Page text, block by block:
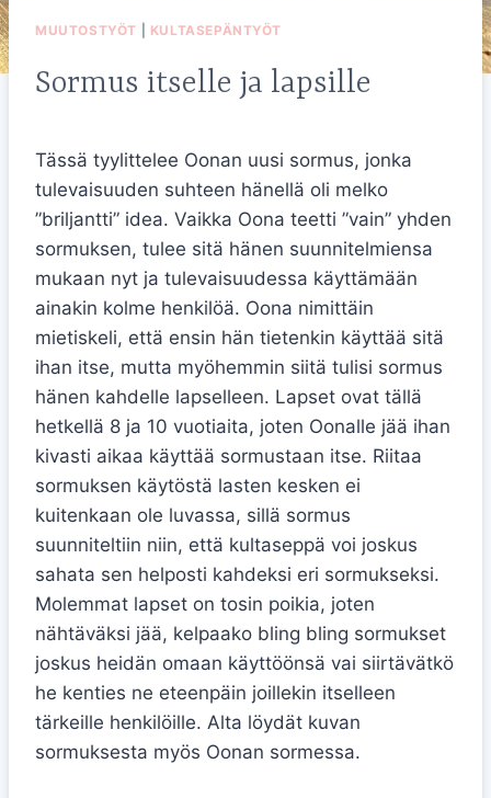
MUUTOSTYÖT KULTASEPÄNTYÖT
Sormus itselle ja lapsille
Tässä tyylittelee Oonan uusi sormus, jonka
tulevaisuuden suhteen hänellä oli melko
”briljantti” idea. Vaikka Oona teetti ”vain” yhden
sormuksen, tulee sitä hänen suunnitelmiensa
mukaan nyt ja tulevaisuudessa käyttämään
ainakin kolme henkilöä. Oona nimittäin
mietiskeli, että ensin hän tietenkin käyttää sitä
ihan itse, mutta myöhemmin siitä tulisi sormus
hänen kahdelle lapselleen. Lapset ovat tällä
hetkellä 8 ja 10 vuotiaita, joten Oonalle jää ihan
kivasti aikaa käyttää sormustaan itse. Riitaa
sormuksen käytöstä lasten kesken ei
kuitenkaan ole luvassa, sillä sormus
suunniteltiin niin, että kultaseppä voi joskus
sahata sen helposti kahdeksi eri sormukseksi.
Molemmat lapset on tosin poikia, joten
nähtäväksi jää, kelpaako bling bling sormukset
joskus heidän omaan käyttöönsä vai siirtävätkö
he kenties ne eteenpäin joillekin itselleen
tärkeille henkilöille. Alta löydät kuvan
sormuksesta myös Oonan sormessa.